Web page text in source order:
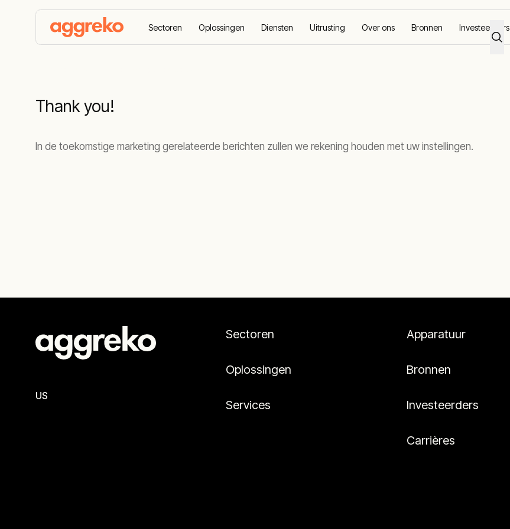
Sectoren Oplossingen Diensten Uitrusting Over ons Bronnen Investeerders
Thank you!
In de toekomstige marketing gerelateerde berichten zullen we rekening houden met uw instellingen.
US
Sectoren
Oplossingen
Services
Apparatuur
Bronnen
Investeerders
Carrières